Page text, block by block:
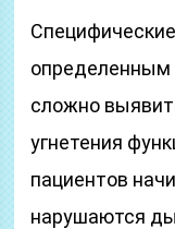
сложно
угнетения
пациентов
нарушаются